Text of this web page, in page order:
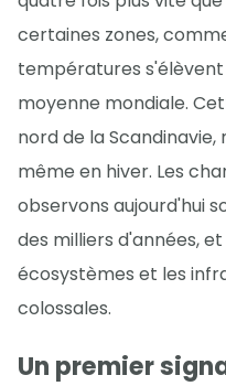
certaines zones,
températures
moyenne mondiale.
nord de la
même en hiver. Les
observons aujourd'hui
des milliers d'années,
écosystèmes et les
colossales.
Un premier